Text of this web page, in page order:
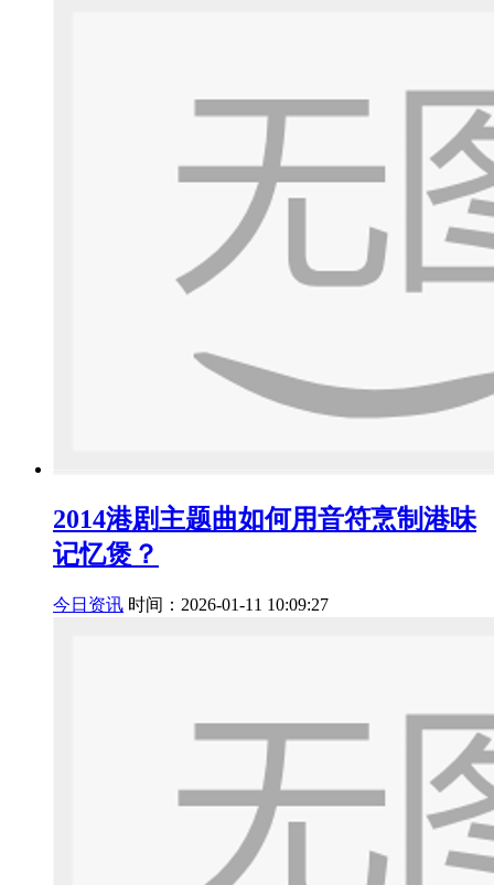
2014港剧主题曲如何用音符烹制港味
记忆煲？
今日资讯 时间：2026-01-11 10:09:27